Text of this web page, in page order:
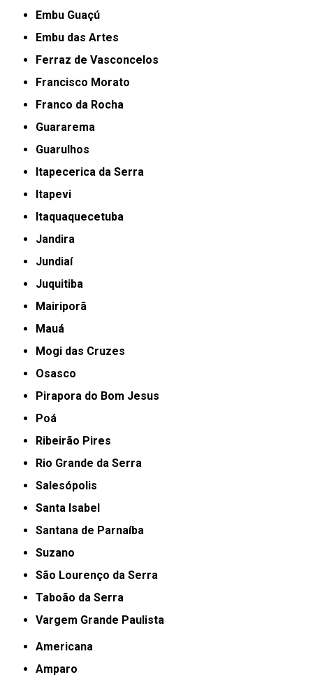
Embu Guaçú
Embu das Artes
Ferraz de Vasconcelos
Francisco Morato
Franco da Rocha
Guararema
Guarulhos
Itapecerica da Serra
Itapevi
Itaquaquecetuba
Jandira
Jundiaí
Juquitiba
Mairiporã
Mauá
Mogi das Cruzes
Osasco
Pirapora do Bom Jesus
Poá
Ribeirão Pires
Rio Grande da Serra
Salesópolis
Santa Isabel
Santana de Parnaíba
Suzano
São Lourenço da Serra
Taboão da Serra
Vargem Grande Paulista
Americana
Amparo